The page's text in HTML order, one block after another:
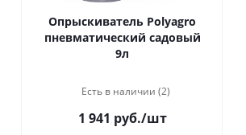
Опрыскиватель Polyagro
пневматический садовый
9л
Есть в наличии (2)
1 941 руб./шт